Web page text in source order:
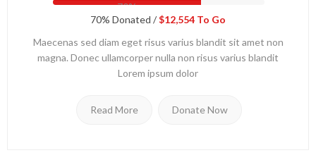
70%
70% Donated /$12,554 To Go
Maecenas sed diam eget risus varius blandit sit amet non
magna. Donec ullamcorper nulla non risus varius blandit
Lorem ipsum dolor
Read More Donate Now